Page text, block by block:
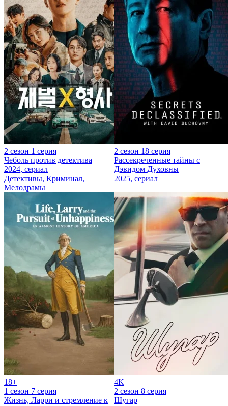
2 сезон 1 серия
Чеболь против детектива
2024, сериал
Детективы, Криминал,
Мелодрамы
2 сезон 18 серия
Рассекреченные тайны с
Дэвидом Духовны
2025, сериал
18+
1 сезон 7 серия
Жизнь, Ларри и стремление к
4K
2 сезон 8 серия
Шугар